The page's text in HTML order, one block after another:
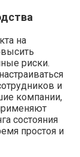
на
риски.
и
компании,
состояния
простоя и